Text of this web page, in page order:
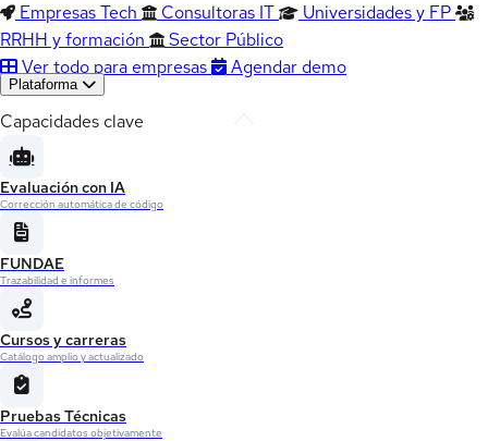
Empresas Tech
Consultoras IT
Universidades y FP
RRHH y formación
Sector Público
Ver todo para empresas
Agendar demo
Plataforma
Capacidades clave
Evaluación con IA
Corrección automática de código
FUNDAE
Trazabilidad e informes
Cursos y carreras
Catálogo amplio y actualizado
Pruebas Técnicas
Evalúa candidatos objetivamente